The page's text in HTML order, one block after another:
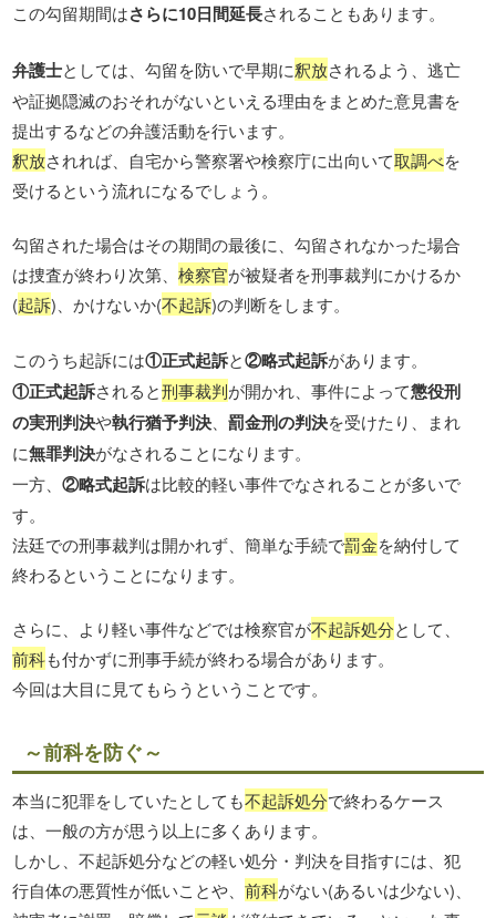
この勾留期間はさらに10日間延長されることもあります。
弁護士としては、勾留を防いで早期に釈放されるよう、逃亡
や証拠隠滅のおそれがないといえる理由をまとめた意見書を
提出するなどの弁護活動を行います。
釈放されれば、自宅から警察署や検察庁に出向いて取調べを
受けるという流れになるでしょう。
勾留された場合はその期間の最後に、勾留されなかった場合
は捜査が終わり次第、検察官が被疑者を刑事裁判にかけるか
(起訴)、かけないか(不起訴)の判断をします。
このうち起訴には①正式起訴と②略式起訴があります。
①正式起訴されると刑事裁判が開かれ、事件によって懲役刑
の実刑判決や執行猶予判決 、罰金刑の判決を受けたり、まれ
に無罪判決がなされることになります。
一方、②略式起訴は比較的軽い事件でなされることが多いで
す。
法廷での刑事裁判は開かれず、簡単な手続で罰金を納付して
終わるということになります。
さらに、より軽い事件などでは検察官が不起訴処分として、
前科も付かずに刑事手続が終わる場合があります。
今回は大目に見てもらうということです。
～前科を防ぐ～
本当に犯罪をしていたとしても不起訴処分で終わるケース
は、一般の方が思う以上に多くあります。
しかし、不起訴処分などの軽い処分・判決を目指すには、犯
行自体の悪質性が低いことや、前科がない(あるいは少ない)、